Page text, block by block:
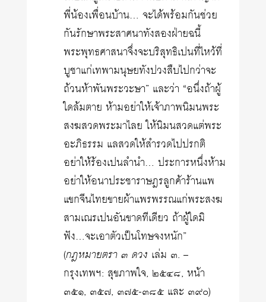
พี่น้องเพื่อนบ้าน… จะได้พร้อมกันช่วย
กันรักษาพระสาศนาทังสองฝ่ายฉนี้
พระพุทธศาสนาจึ่งจะบริสุทธิเปนที่ไหว้ที่
บูชาแก่เทพามนุษยทังปวงสืบไปกว่าจะ
ถ้วนห้าพันพระวะษา” และว่า “อนึ่งถ้าผู้
ใดล้มตาย ห้ามอย่าให้เจ้าภาพนิมนพระ
สงฆสวดพระมาไลย ให้นิมนสวดแต่พระ
อะภิธรรม แลสวดให้สำรวดไปปรกติ
อย่าให้ร้องเปนลำนำ… ประการหนึ่งห้าม
อย่าให้อนาประชาราษฎรลูกค้าร้านแพ
แขกจีนไทยขายผ้าแพรพรรณแก่พระสงฆ
สามเณรเปนอันขาดทีเดียว ถ้าผู้ใดมิ
ฟัง…จะเอาตัวเป็นโทษจงหนัก”
(กฎหมายตรา ๓ ดวง เล่ม ๓. –
กรุงเทพฯ: สุขภาพใจ, ๒๕๔๘, หน้า
๓๕๑, ๓๕๗, ๓๗๕-๓๘๕ และ ๓๙๐)